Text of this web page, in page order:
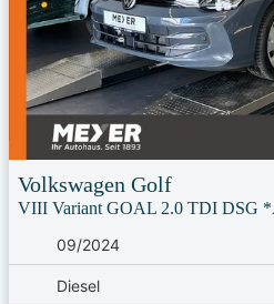
Volkswagen Golf
VIII Variant GOAL 2.0 TDI DSG
09/2024
Diesel